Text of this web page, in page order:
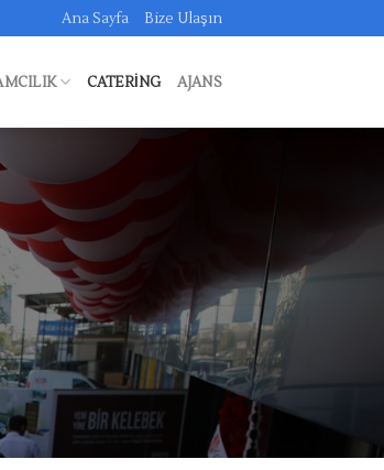
Ana Sayfa Bize Ulaşın
CATERING AJANS